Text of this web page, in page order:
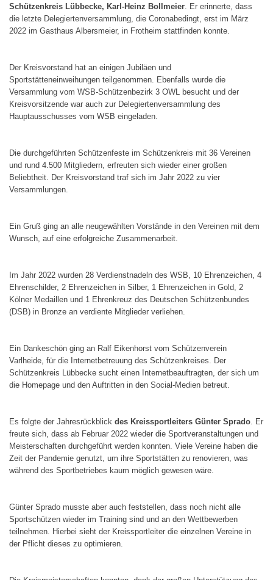
Schützenkreis Lübbecke, Karl-Heinz Bollmeier. Er erinnerte, dass
die letzte Delegiertenversammlung, die Coronabedingt, erst im März
2022 im Gasthaus Albersmeier, in Frotheim stattfinden konnte.
Der Kreisvorstand hat an einigen Jubiläen und
Sportstätteneinweihungen teilgenommen. Ebenfalls wurde die
Versammlung vom WSB-Schützenbezirk 3 OWL besucht und der
Kreisvorsitzende war auch zur Delegiertenversammlung des
Hauptausschusses vom WSB eingeladen.
Die durchgeführten Schützenfeste im Schützenkreis mit 36 Vereinen
und rund 4.500 Mitgliedern, erfreuten sich wieder einer großen
Beliebtheit. Der Kreisvorstand traf sich im Jahr 2022 zu vier
Versammlungen.
Ein Gruß ging an alle neugewählten Vorstände in den Vereinen mit dem
Wunsch, auf eine erfolgreiche Zusammenarbeit.
Im Jahr 2022 wurden 28 Verdienstnadeln des WSB, 10 Ehrenzeichen, 4
Ehrenschilder, 2 Ehrenzeichen in Silber, 1 Ehrenzeichen in Gold, 2
Kölner Medaillen und 1 Ehrenkreuz des Deutschen Schützenbundes
(DSB) in Bronze an verdiente Mitglieder verliehen.
Ein Dankeschön ging an Ralf Eikenhorst vom Schützenverein
Varlheide, für die Internetbetreuung des Schützenkreises. Der
Schützenkreis Lübbecke sucht einen Internetbeauftragten, der sich um
die Homepage und den Auftritten in den Social-Medien betreut.
Es folgte der Jahresrückblick des Kreissportleiters Günter Sprado. Er
freute sich, dass ab Februar 2022 wieder die Sportveranstaltungen und
Meisterschaften durchgeführt werden konnten. Viele Vereine haben die
Zeit der Pandemie genutzt, um ihre Sportstätten zu renovieren, was
während des Sportbetriebes kaum möglich gewesen wäre.
Günter Sprado musste aber auch feststellen, dass noch nicht alle
Sportschützen wieder im Training sind und an den Wettbewerben
teilnehmen. Hierbei sieht der Kreissportleiter die einzelnen Vereine in
der Pflicht dieses zu optimieren.